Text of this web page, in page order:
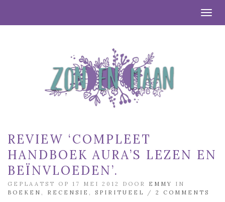
REVIEW ‘COMPLEET
HANDBOEK AURA’S LEZEN EN
BEÏNVLOEDEN’.
GEPLAATST OP 17 MEI 2012 DOOR EMMY
IN
BOEKEN
RECENSIE SPIRITUEEL / 2 COMMENTS